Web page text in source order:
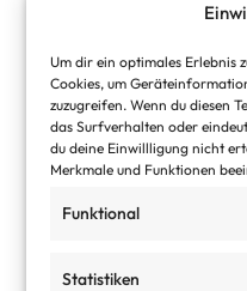
Um dir ein optimales Erlebnis
Cookies, um
zuzugreifen. Wenn du diesen
das Surfverhalten oder
du deine Einwillligung nicht
Merkmale und Funktionen
Funktional
Statistiken